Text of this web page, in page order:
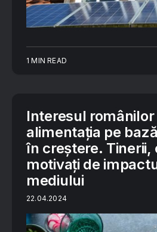
1 MIN READ
Interesul
alimentaţia pe
în creștere. Tinerii,
motivați de
mediului
22.04.2024